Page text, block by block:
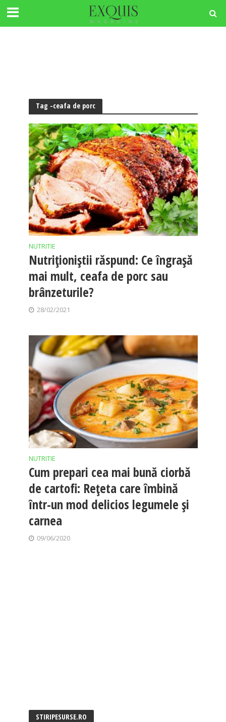
Tag -ceafa de porc
NUTRITIE
Nutriționiștii răspund: Ce îngrașă
mai mult, ceafa de porc sau
brânzeturile?
28/02/2021
NUTRITIE
Cum prepari cea mai bună ciorbă
de cartofi: Rețeta care îmbină
într-un mod delicios legumele și
carnea
09/06/2020
STIRIPESURSE.RO